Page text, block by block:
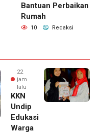
Bantuan Perbaikan
Rumah
10 Redaksi
22
jam
lalu
KKN
Undip
Edukasi
Warga